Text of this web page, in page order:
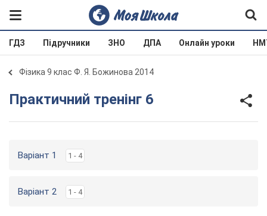
ГДЗ Підручники ЗНО ДПА Онлайн уроки
Фізика 9 клас Ф. Я. Божинова 2014
Практичний тренінг 6
Варіант 1 1 - 4
Варіант 2 1 - 4